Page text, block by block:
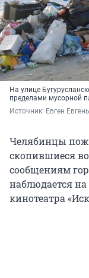
На улице
пределами мусорной
Источник: Евген
Челябинцы
скопившиеся
сообщениям
наблюдается
кинотеатра